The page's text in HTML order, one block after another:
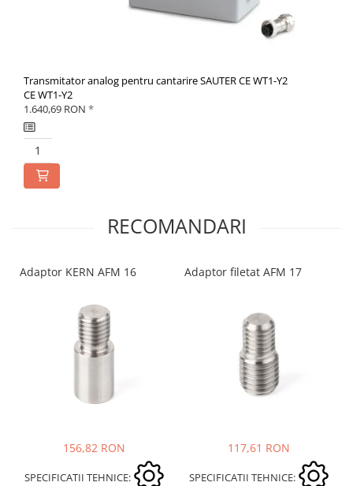
Transmitator analog pentru cantarire SAUTER CE WT1-Y2
CE WT1-Y2
1.640,69 RON *
RECOMANDARI
Adaptor KERN AFM 16
156,82 RON
SPECIFICATII TEHNICE:
Adaptor filetat AFM 17
117,61 RON
SPECIFICATII TEHNICE: